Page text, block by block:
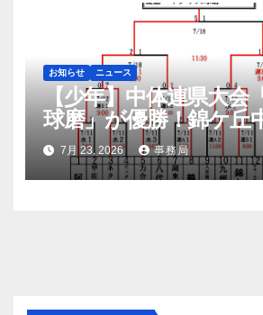
お知らせ ニュース
【少年】中体連県大会
球磨」が優勝！錦ケ丘
優勝！九州大会へ
7月 23, 2026 事務局